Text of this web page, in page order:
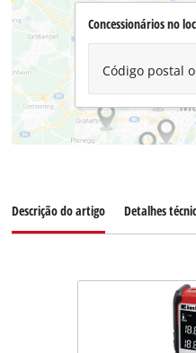
Concessionários no
Código postal
Descrição do artigo Detalhes